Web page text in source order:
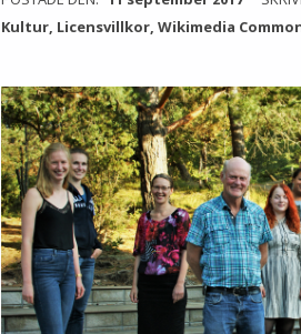
Kultur, Licensvillkor, Wikimedia